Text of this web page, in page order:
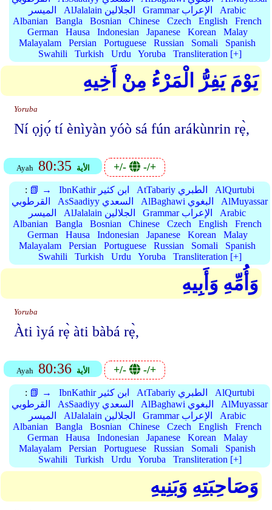
الميسر
AlJalalain الجلالين Grammar الإعراب
Arabic
Albanian
Bangla Bosnian Chinese Czech English
French
German
Hausa Indonesian Japanese Korean
Malay
Malayalam
Persian Portuguese Russian Somali
Spanish
Swahili
Turkish Urdu Yoruba Transliteration [+]
يَوْمَ يَفِرُّ الْمَرْءُ مِنْ أَخِيهِ
Yoruba
Ní ọjọ́ tí ènìyàn yóò sá fún arákùnrin rẹ̀,
Ayah 80:35 الأية +/- -/+
: 📗 → IbnKathir ابن كثير AtTabariy الطبري
AlQurtubi
القرطوبي
AsSaadiyy السعدي AlBaghawi البغوي
AlMuyassar
الميسر
AlJalalain الجلالين Grammar الإعراب
Arabic
Albanian
Bangla Bosnian Chinese Czech English
French
German
Hausa Indonesian Japanese Korean
Malay
Malayalam
Persian Portuguese Russian Somali
Spanish
Swahili
Turkish Urdu Yoruba Transliteration [+]
وَأُمِّهِ وَأَبِيهِ
Yoruba
Àti ìyá rẹ̀ àti bàbá rẹ̀,
Ayah 80:36 الأية +/- -/+
: 📗 → IbnKathir ابن كثير AtTabariy الطبري
AlQurtubi
القرطوبي
AsSaadiyy السعدي AlBaghawi البغوي
AlMuyassar
الميسر
AlJalalain الجلالين Grammar الإعراب
Arabic
Albanian
Bangla Bosnian Chinese Czech English
French
German
Hausa Indonesian Japanese Korean
Malay
Malayalam
Persian Portuguese Russian Somali
Spanish
Swahili
Turkish Urdu Yoruba Transliteration [+]
وَصَاحِبَتِهِ وَبَنِيهِ